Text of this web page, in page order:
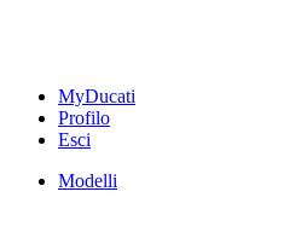
MyDucati
Profilo
Esci
Modelli